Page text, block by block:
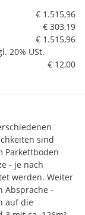
€ 1.515,96
€ 303,19
€ 1.515,96
20% USt.
€ 12,00
sind
Parkettboden
- je nach
werden. Weiter
Absprache -
auf die